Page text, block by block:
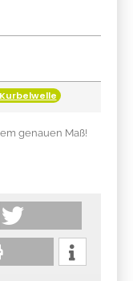
genauen Maß!